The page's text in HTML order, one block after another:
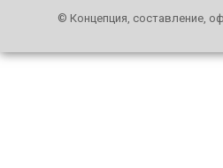
© Концепция, составление,